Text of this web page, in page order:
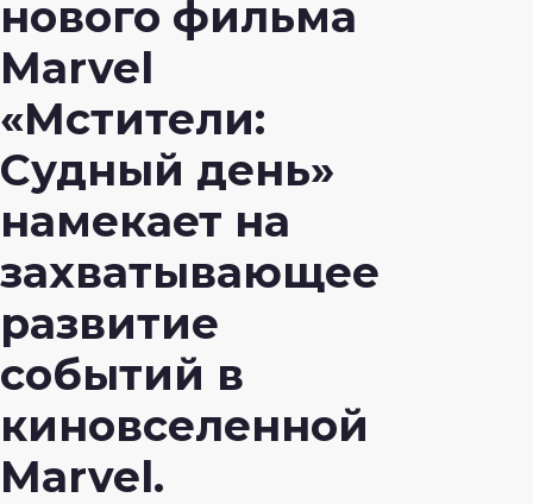
нового фильма
Marvel
«Мстители:
Судный день»
намекает на
захватывающее
развитие
событий в
киновселенной
Marvel.